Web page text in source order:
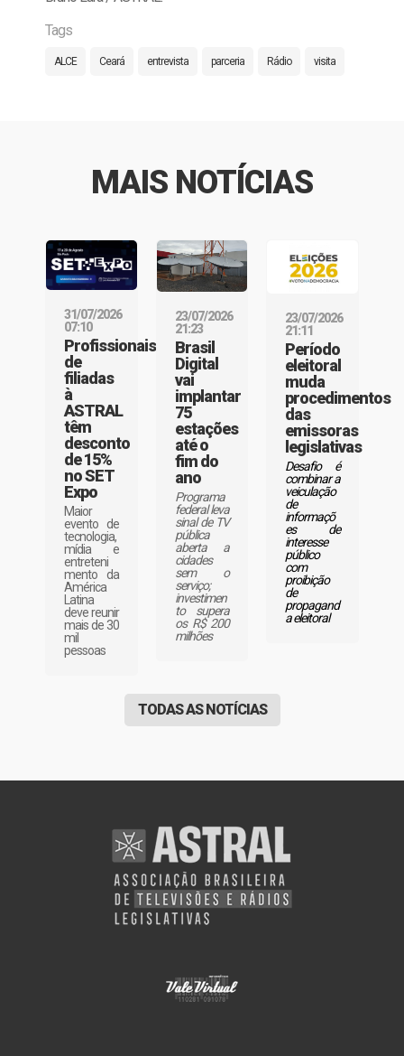
Tags
ALCE Ceará entrevista parceria Rádio visita
MAIS NOTÍCIAS
31/07/2026
07:10
Profissionais
de
filiadas
à
ASTRAL
têm
desconto
de 15%
no SET
Expo
Maior
evento de
tecnologia,
mídia e
entreteni
mento da
América
Latina
deve reunir
mais de 30
mil
pessoas
23/07/2026
21:23
Brasil
Digital
vai
implantar
75
estações
até o
fim do
ano
Programa
federal leva
sinal de TV
pública
aberta a
cidades
sem o
serviço;
investimen
to supera
os R$ 200
milhões
23/07/2026
21:11
Período
eleitoral
muda
procedimentos
das
emissoras
legislativas
Desafio é
combinar a
veiculação
de
informaçõ
es de
interesse
público
com
proibição
de
propagand
a eleitoral
TODAS AS NOTÍCIAS